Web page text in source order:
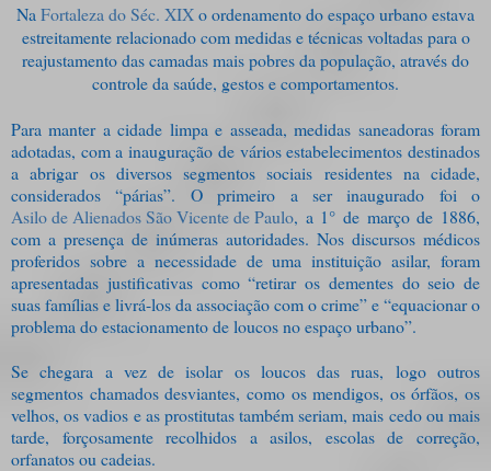
Na Fortaleza do Séc. XIXo ordenamento do espaço urbano estava
estreitamente relacionado com medidas e técnicas voltadas para o
reajustamento das camadas mais pobres da população, através do
controle da saúde, gestos e comportamentos.
Para manter a cidade limpa e asseada, medidas saneadoras foram
adotadas, com a inauguração de vários estabelecimentos destinados
a abrigar os diversos segmentos sociais residentes na cidade,
considerados “párias”. O primeiro a ser inaugurado foi o
Asilo de Alienados São Vicente de Paulo, a 1° de março de 1886,
com a presença de inúmeras autoridades. Nos discursos médicos
proferidos sobre a necessidade de uma instituição asilar, foram
apresentadas justificativas como “retirar os dementes do seio de
suas famílias e livrá-los da associação com o crime” e “equacionar o
problema do estacionamento de loucos no espaço urbano”.
Se chegara a vez de isolar os loucos das ruas, logo outros
segmentos chamados desviantes, como os mendigos, os órfãos, os
velhos, os vadios e as prostitutas também seriam, mais cedo ou mais
tarde, forçosamente recolhidos a asilos, escolas de correção,
orfanatos ou cadeias.